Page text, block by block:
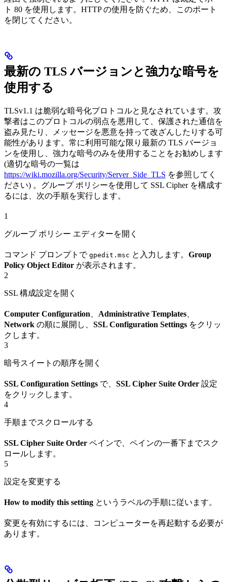
ト 80 を使用します。HTTP の使用を防ぐため、このポート
を閉じてください。
最新の TLS バージョンと強力な暗号を
使用する
TLSv1.1 は脆弱な暗号化プロトコルと見なされています。攻
撃者はこのプロトコルの弱点を悪用して、保護された通信を
盗み見たり、メッセージを悪意を持って改ざんしたりする可
能性があります。常に利用可能な限り最新の TLS バージョ
ンを使用し、強力な暗号のみを使用することをお勧めします
(適切な暗号の一覧は
https://wiki.mozilla.org/Security/Server_Side_TLS を参照してく
ださい) 。グループ ポリシーを使用して SSL Cipher を構成す
るには、次の手順を実行します。
1
グループ ポリシー エディターを開く
コマンド プロンプトで gpedit.msc と入力します。 Group
Policy Object Editor が表示されます。
2
SSL 構成設定を開く
Computer Configuration Administrative Templates
Network の順に展開し、 SSL Configuration Settings をクリッ
クします。
3
暗号スイートの順序を開く
SSL Configuration Settings で、 SSL Cipher Suite Order 設定
をクリックします。
4
手順までスクロールする
SSL Cipher Suite Order ペインで、ペインの一番下までスク
ロールします。
5
設定を変更する
How to modify this setting というラベルの手順に従います。
変更を有効にするには、コンピューターを再起動する必要が
あります。